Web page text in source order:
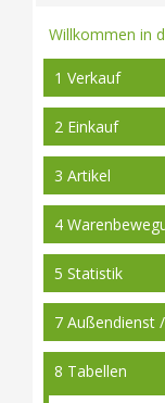
Willkommen in
1 Verkauf
2 Einkauf
3 Artikel
4
5 Statistik
7 Außendienst
8 Tabellen